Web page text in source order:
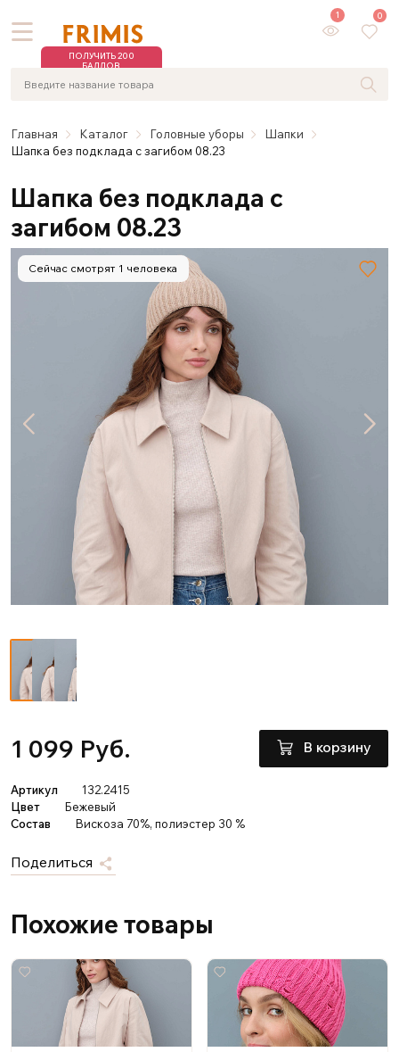
ПОЛУЧИТЬ 200
БАЛЛОВ
1 0
Главная Каталог Головные уборы
Шaпки
Шапка без подклада с загибом 08.23
Шапка без подклада с
загибом 08.23
Сейчас смотрят 1 человека
1 099 Руб. В корзину
Артикул
132.2415
Цвет
Бежевый
Состав
Вискоза 70%, полиэстер 30 %
Поделиться
Похожие товары